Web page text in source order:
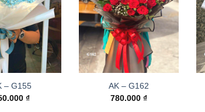
– G155
₫
AK – G162
780.000₫